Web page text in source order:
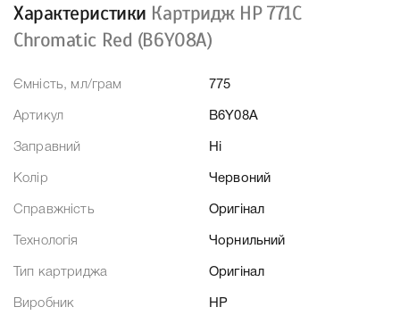
Характеристики Картридж HP 771C
Chromatic Red (B6Y08A)
Ємність, мл/грам 775
Артикул B6Y08A
Заправний Ні
Колір Червоний
Справжність Оригінал
Технологія Чорнильний
Тип картриджа Оригінал
Виробник HP